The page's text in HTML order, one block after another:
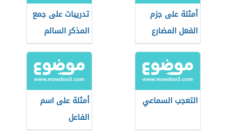
أمثلة على جزم
الفعل المضارع
تدريبات على جمع
المذكر السالم
التعجب السماعي
أمثلة على اسم
الفاعل